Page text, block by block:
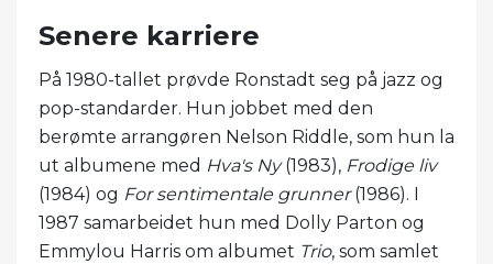
Senere karriere
På 1980-tallet prøvde Ronstadt seg på jazz og
pop-standarder. Hun jobbet med den
berømte arrangøren Nelson Riddle, som hun la
ut albumene med Hva's Ny(1983), Frodige liv
(1984) og For sentimentale grunner(1986). I
1987 samarbeidet hun med Dolly Parton og
Emmylou Harris om albumet Trio, som samlet